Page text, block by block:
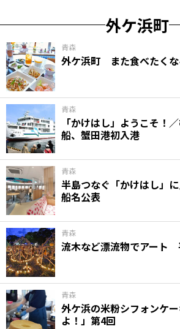
外ケ浜町
青森
外ケ浜町 また食べたく
青森
「かけはし」ようこそ！
船、蟹田港初入港
青森
半島つなぐ「かけはし」
船名公表
青森
流木など漂流物でアート
青森
外ケ浜の米粉シフォンケ
よ！」第4回